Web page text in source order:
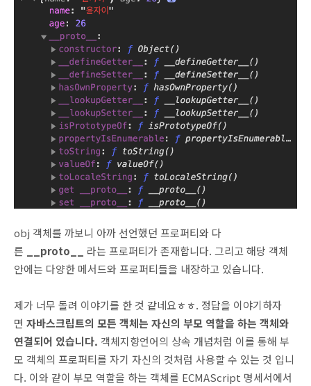
obj 객체를 까보니 아까 선언했던 프로퍼티와 다
른
__proto__ 라는 프로퍼티가 존재합니다. 그리고 해당 객체
안에는 다양한 메서드와 프로퍼티들을 내장하고 있습니다.
제가 너무 돌려 이야기를 한 것 같네요ㅎㅎ. 정답을 이야기하자
면 자바스크립트의 모든 객체는 자신의 부모 역할을 하는 객체와
연결되어 있습니다. 객체지향언어의 상속 개념처럼 이를 통해 부
모 객체의 프로퍼티를 자기 자신의 것처럼 사용할 수 있는 것 입니
다. 이와 같이 부모 역할을 하는 객체를 ECMAScript 명세서에서